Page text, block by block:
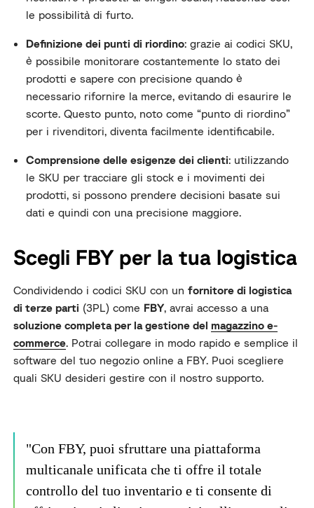
le possibilità di furto.
Definizione dei punti di riordino: grazie ai codici SKU,
è possibile monitorare costantemente lo stato dei
prodotti e sapere con precisione quando è
necessario rifornire la merce, evitando di esaurire le
scorte. Questo punto, noto come “punto di riordino”
per i rivenditori, diventa facilmente identificabile.
Comprensione delle esigenze dei clienti: utilizzando
le SKU per tracciare gli stock e i movimenti dei
prodotti, si possono prendere decisioni basate sui
dati e quindi con una precisione maggiore.
Scegli FBY per la tua logistica
Condividendo i codici SKU con unfornitore di logistica
di terze parti (3PL) come FBY, avrai accesso a una
soluzione completa per la gestione delmagazzino e-
commerce. Potrai collegare in modo rapido e semplice il
software del tuo negozio online a FBY. Puoi scegliere
quali SKU desideri gestire con il nostro supporto.
"Con FBY, puoi sfruttare una piattaforma
multicanale unificata che ti offre il totale
controllo del tuo inventario e ti consente di